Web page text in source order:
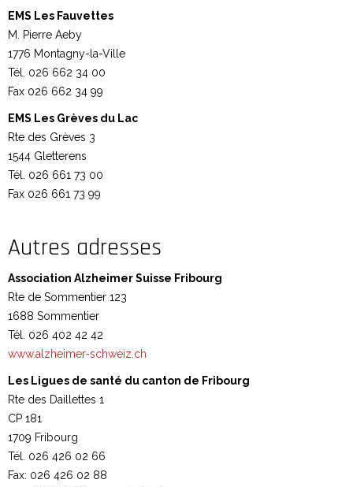
EMS Les Fauvettes
M. Pierre Aeby
1776 Montagny-la-Ville
Tél. 026 662 34 00
Fax 026 662 34 99
EMS Les Grèves du Lac
Rte des Grèves 3
1544 Gletterens
Tél. 026 661 73 00
Fax 026 661 73 99
Autres adresses
Association Alzheimer Suisse Fribourg
Rte de Sommentier 123
1688 Sommentier
Tél. 026 402 42 42
www.alzheimer-schweiz.ch
Les Ligues de santé du canton de Fribourg
Rte des Daillettes 1
CP 181
1709 Fribourg
Tél. 026 426 02 66
Fax: 026 426 02 88